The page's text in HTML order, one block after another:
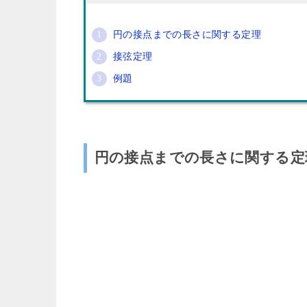
円の接点までの長さに関する定理
接弦定理
例題
円の接点までの長さに関する